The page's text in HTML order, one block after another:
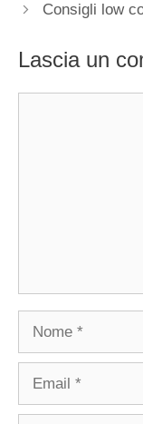
Consigli low
Lascia un
Nome
Email